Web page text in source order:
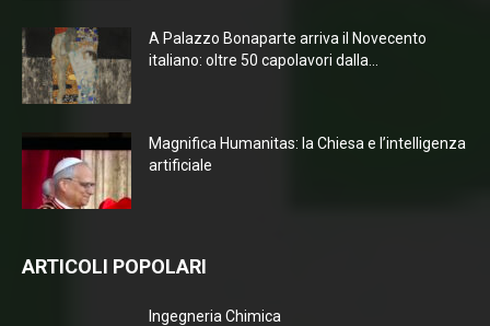
A Palazzo Bonaparte arriva il Novecento
italiano: oltre 50 capolavori dalla...
Magnifica Humanitas: la Chiesa e l’intelligenza
artificiale
ARTICOLI POPOLARI
Ingegneria Chimica